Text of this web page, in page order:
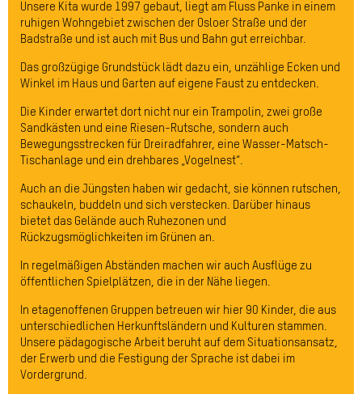
Unsere Kita wurde 1997 gebaut, liegt am Fluss Panke in einem
ruhigen Wohngebiet zwischen der Osloer Straße und der
Badstraße und ist auch mit Bus und Bahn gut erreichbar.
Das großzügige Grundstück lädt dazu ein, unzählige Ecken und
Winkel im Haus und Garten auf eigene Faust zu entdecken.
Die Kinder erwartet dort nicht nur ein Trampolin, zwei große
Sandkästen und eine Riesen-Rutsche, sondern auch
Bewegungsstrecken für Dreiradfahrer, eine Wasser-Matsch-
Tischanlage und ein drehbares „Vogelnest“.
Auch an die Jüngsten haben wir gedacht, sie können rutschen,
schaukeln, buddeln und sich verstecken. Darüber hinaus
bietet das Gelände auch Ruhezonen und
Rückzugsmöglichkeiten im Grünen an.
In regelmäßigen Abständen machen wir auch Ausflüge zu
öffentlichen Spielplätzen, die in der Nähe liegen.
In etagenoffenen Gruppen betreuen wir hier 90 Kinder, die aus
unterschiedlichen Herkunftsländern und Kulturen stammen.
Unsere pädagogische Arbeit beruht auf dem Situationsansatz,
der Erwerb und die Festigung der Sprache ist dabei im
Vordergrund.